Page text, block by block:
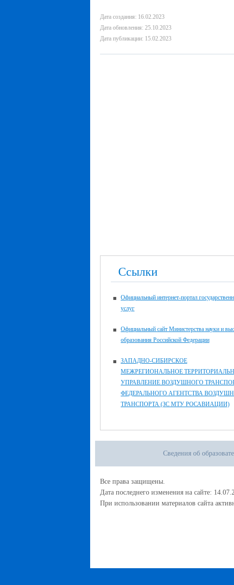
Дата создания: 16.02.2023
Дата обновления: 25.10.2023
Дата публикации: 15.02.2023
Ссылки
Официальный интернет-портал
услуг
Официальный сайт Министерства науки и
образования Российской Федерации
ЗАПАДНО-СИБИРСКОЕ
МЕЖРЕГИОНАЛЬНОЕ
УПРАВЛЕНИЕ ВОЗДУШНОГО
ФЕДЕРАЛЬНОГО АГЕНТСТВА
ТРАНСПОРТА (ЗС МТУ РОСАВИАЦИИ)
Сведения об
Все права защищены.
Дата последнего изменения на сайте:
При использовании материалов сайта